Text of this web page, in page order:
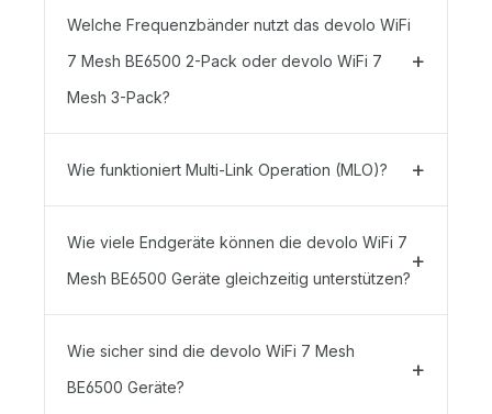
Welche Frequenzbänder nutzt das devolo WiFi
7 Mesh BE6500 2-Pack oder devolo WiFi 7
Mesh 3-Pack?
Wie funktioniert Multi-Link Operation (MLO)?
Wie viele Endgeräte können die devolo WiFi 7
Mesh BE6500 Geräte gleichzeitig unterstützen?
Wie sicher sind die devolo WiFi 7 Mesh
BE6500 Geräte?